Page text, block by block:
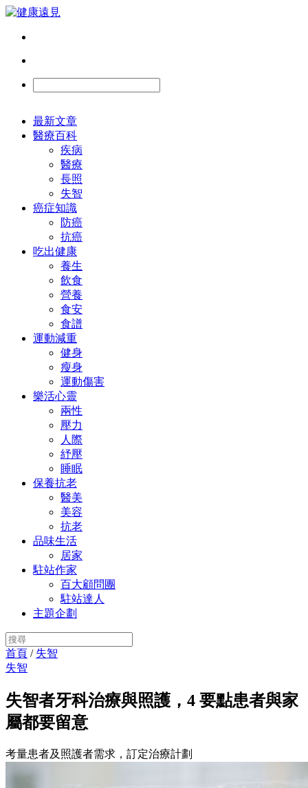
最新文章
醫療百科
疾病
醫療
長照
失智
癌症知識
防癌
抗癌
吃出健康
養生
飲食
營養
食安
食譜
運動減重
健身
瘦身
運動傷害
樂活心靈
兩性
壓力
人際
紓壓
睡眠
保養抗老
醫美
美容
抗老
品味生活
居家
駐站作家
百大顧問團
駐站達人
主題企劃
首頁 / 失智
失智
失智者牙科治療與照護，4 要點患者與家
屬都要留意
考量患者及照護者需求，訂定治療計劃